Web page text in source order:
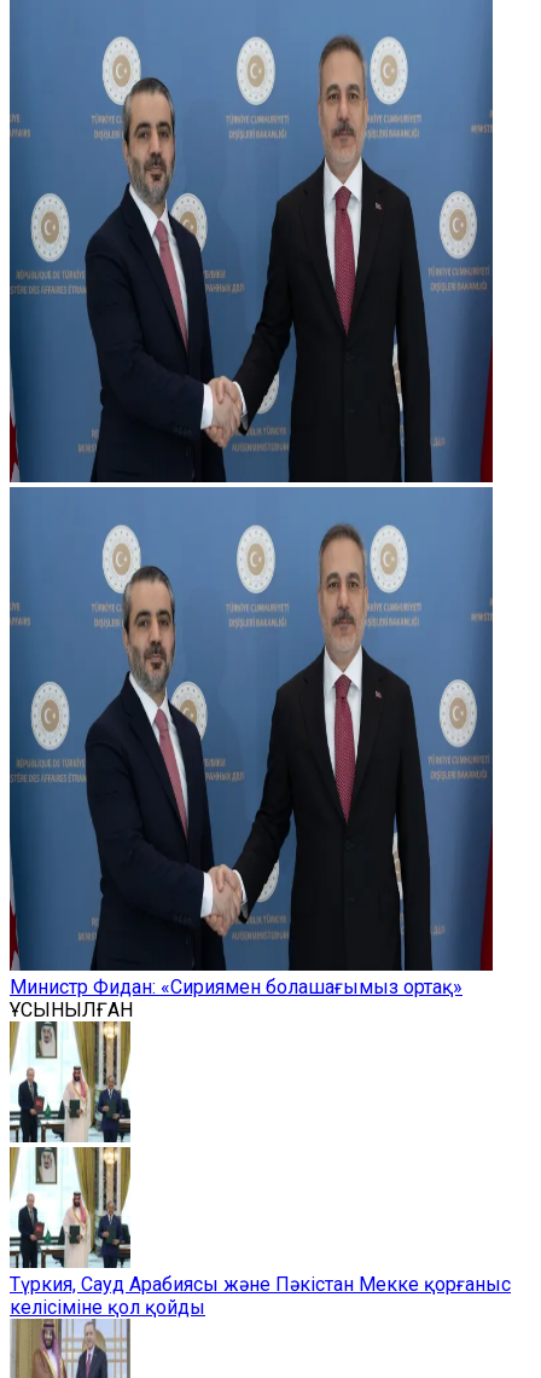
Министр Фидан: «Сириямен болашағымыз ортақ»
ҰСЫНЫЛҒАН
Түркия, Сауд Арабиясы және Пәкістан Мекке қорғаныс
келісіміне қол қойды